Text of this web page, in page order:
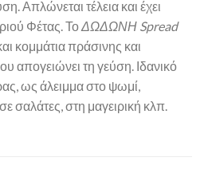
Απλώνεται τέλεια και έχει
Φέτας. ΤοΔΩΔΩΝΗ Spread
κομμάτια πράσινης και
απογειώνει τη γεύση. Ιδανικό
ως άλειμμα στο ψωμί,
σαλάτες, στη μαγειρική κλπ.